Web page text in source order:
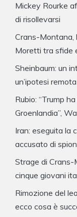
Mickey Rourke
di risollevarsi
Crans-Montana,
Moretti tra sfide
Sheinbaum: un
un’ipotesi remota
Rubio: “Trump
Groenlandia”,
Iran: eseguita la
accusato di
Strage di Crans-
cinque giovani
Rimozione del
ecco cosa è